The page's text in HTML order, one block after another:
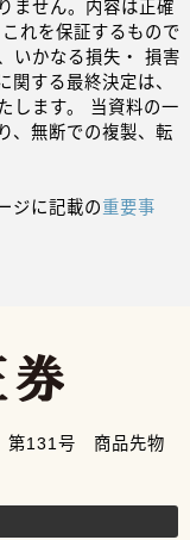
ません。内容は正確
れを保証するもので
いかなる損失・ 損害
関する最終決定は、
します。 当資料の一
、無断での複製、転
ジに記載の重要事
第131号 商品先物